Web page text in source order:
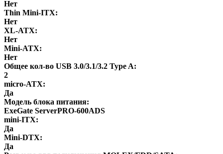
Нет
Thin Mini-ITX:
Нет
XL-ATX:
Нет
Mini-ATX:
Нет
Общее кол-во USB 3.0/3.1/3.2 Type A:
2
micro-ATX:
Да
Модель блока питания:
ExeGate ServerPRO-600ADS
mini-ITX:
Да
Mini-DTX:
Да